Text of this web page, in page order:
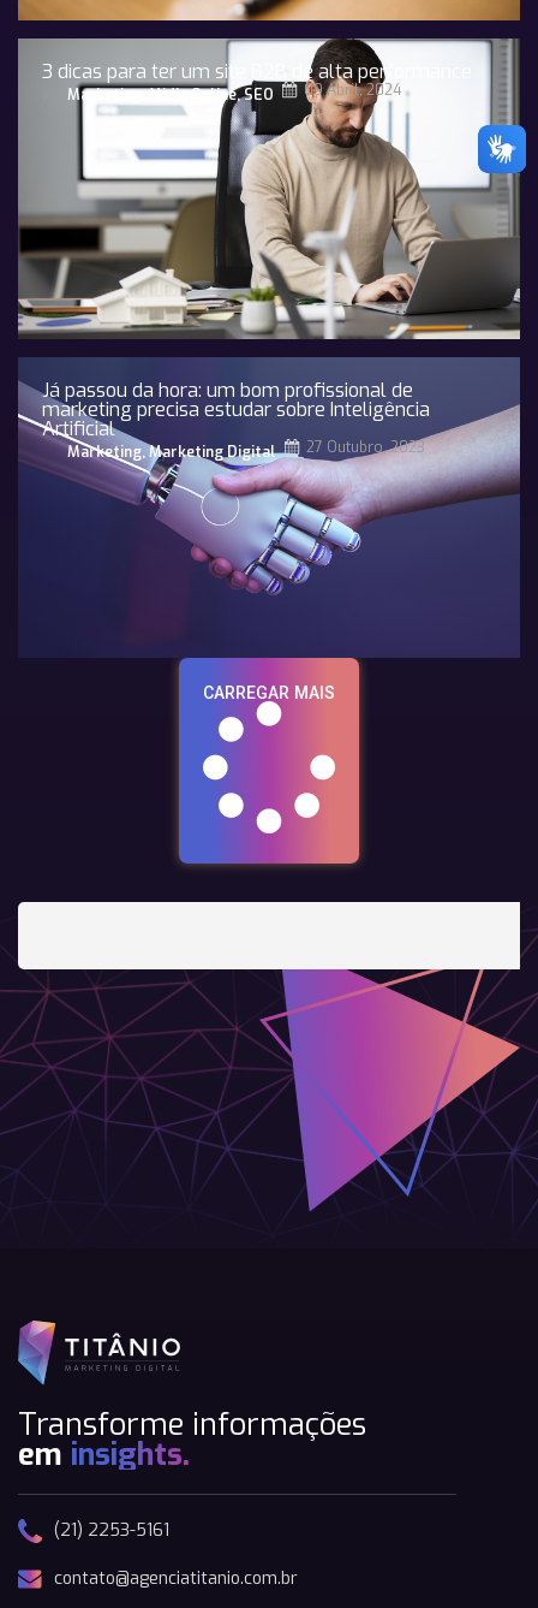
3 dicas para ter um site B2B de alta performance
Marketing,Midia Online,SEO 09 Abril, 2024
Já passou da hora: um bom profissional de
marketing precisa estudar sobre Inteligência
Artificial
Marketing,Marketing Digital 27 Outubro, 2023
CARREGAR MAIS
Transforme informações
em insights.
(21) 2253-5161
contato@agenciatitanio.com.br